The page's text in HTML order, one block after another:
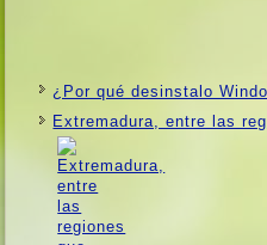
¿Por qué desinstalo
Extremadura, entre las